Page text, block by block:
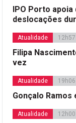
IPO Porto
deslocações
Atualidade 12h57
Filipa
vez
Atualidade 19h06
Gonçalo
Atualidade 12h00